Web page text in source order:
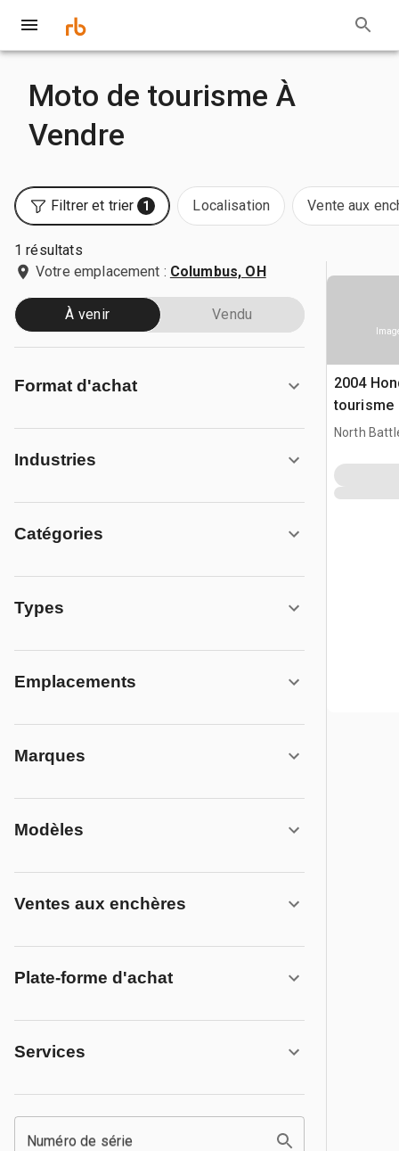
Moto de tourisme À
Vendre
Filtrer et trier 1 Localisation Vente aux
1 résultats
Votre emplacement : Columbus, OH
À venir Vendu
Format d'achat
Industries
Catégories
Types
Emplacements
Marques
Modèles
Ventes aux enchères
Plate-forme d'achat
Services
Numéro de série
2004
tourisme
North